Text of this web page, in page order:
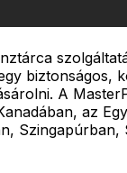
A
az